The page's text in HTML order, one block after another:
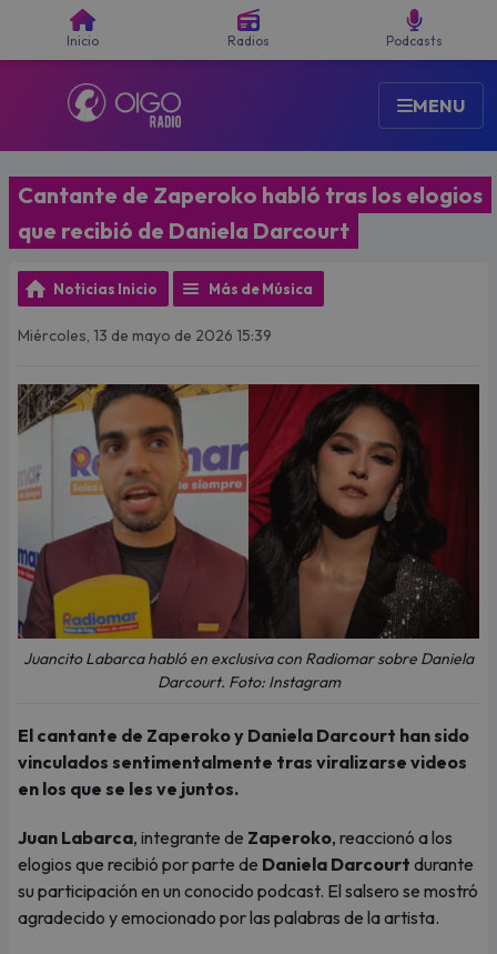
Inicio Radios Podcasts
MENU
Cantante de Zaperoko habló tras los elogios
que recibió de Daniela Darcourt
Noticias Inicio Más de Música
Miércoles, 13 de mayo de 2026 15:39
Juancito Labarca habló en exclusiva con Radiomar sobre Daniela
Darcourt. Foto: Instagram
El cantante de Zaperoko y Daniela Darcourt han sido
vinculados sentimentalmente tras viralizarse videos
en los que se les ve juntos.
Juan Labarca, integrante de Zaperoko, reaccionó a los
elogios que recibió por parte de Daniela Darcourt durante
su participación en un conocido podcast. El salsero se mostró
agradecido y emocionado por las palabras de la artista.